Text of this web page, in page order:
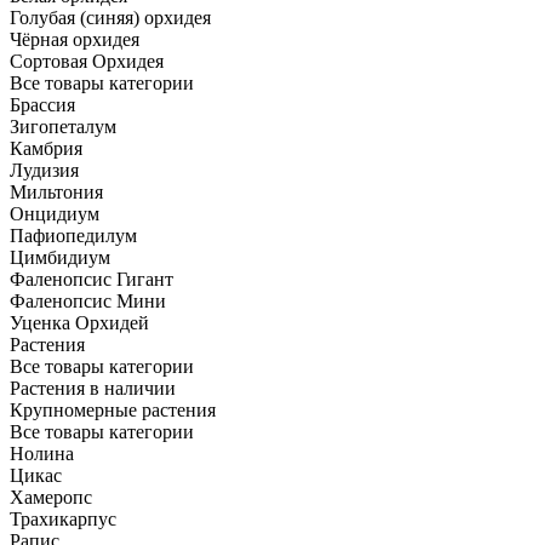
Голубая (синяя) орхидея
Чёрная орхидея
Сортовая Орхидея
Все товары категории
Брассия
Зигопеталум
Камбрия
Лудизия
Мильтония
Онцидиум
Пафиопедилум
Цимбидиум
Фаленопсис Гигант
Фаленопсис Мини
Уценка Орхидей
Растения
Все товары категории
Растения в наличии
Крупномерные растения
Все товары категории
Нолина
Цикас
Хамеропс
Трахикарпус